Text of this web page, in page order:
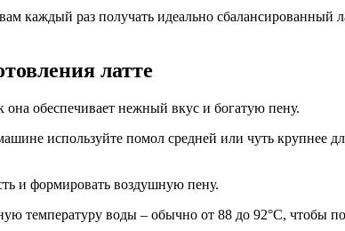
каждый раз получать идеально сбалансированный
латте
она обеспечивает нежный вкус и богатую пену.
используйте помол средней или чуть крупнее
и формировать воздушную пену.
температуру воды – обычно от 88 до 92°C, чтобы